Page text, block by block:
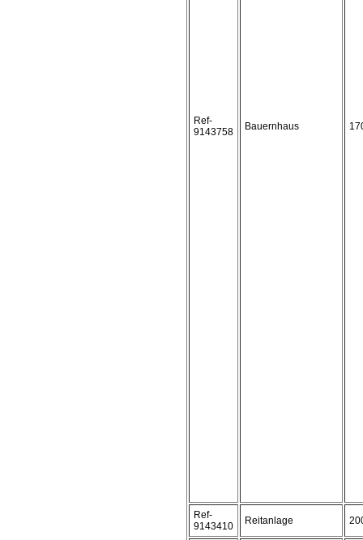
Ref-
9143758
Bauernhaus
Ref-
9143410
Reitanlage